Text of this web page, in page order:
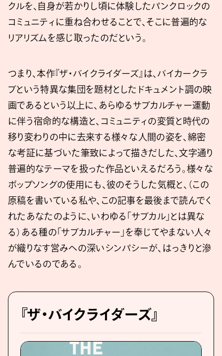
クルを、自身が若かりし頃に体験したパンクロックの
コミュニティに重ね合わせることで、そこに普遍的な
リアリズムを感じ取ったのだという。
つまり、本作『ザ・バイクライダーズ』は、バイカークラ
ブという特異な集団を題材としたドキュメント調の映
画であるという以上に、あらゆるサブカルチャー運動
に伴う宿命的な構造と、コミュニティの変質と時代の
移り変わりの中に去来する様々な人間の姿を、綿密
な考証に基づいた筆致によって描きだした、文字通り
普遍的なテーマを扱った作品といえるだろう。様々な
ポップソングの使用にも、彼のそうした気概と、（この
原稿を書いている私や、この記事を最後まで読んでく
れたあなたのように、いわゆる「サブカル」とは異な
る）ある種の「サブカルチャー」を奉じてやまない人々
が織りなす営みへの深いシンパシーが、はっきりと滲
んでいるのである。
『ザ・バイクライダーズ』